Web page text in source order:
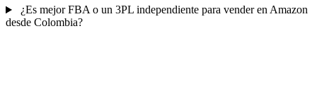
¿Es mejor FBA o un 3PL independiente para vender en Amazon
desde Colombia?